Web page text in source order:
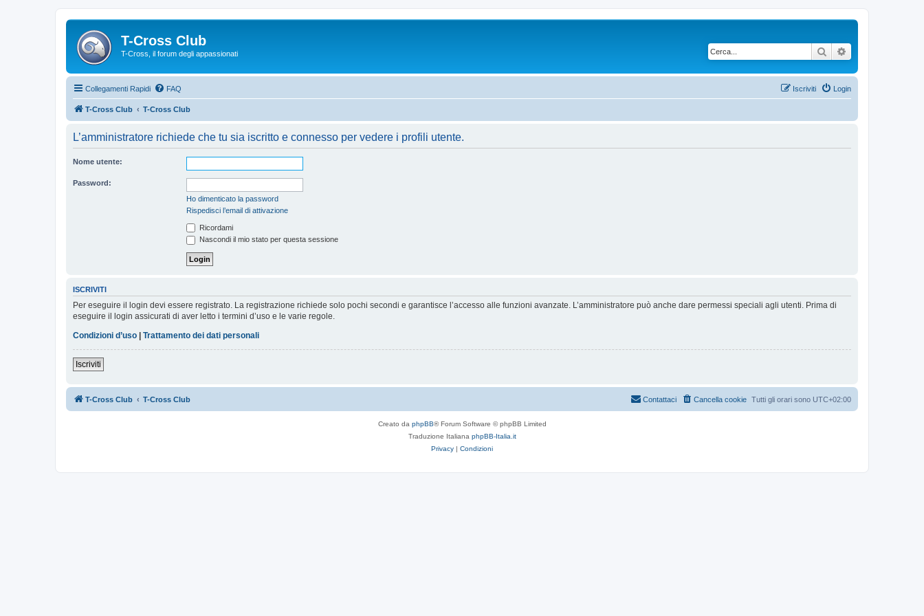
T-Cross Club
T-Cross, il forum degli appassionati Cerca
Collegamenti Rapidi FAQ Login
Iscriviti
T-Cross Club T-Cross Club
L’amministratore richiede che tu sia iscritto e connesso per vedere i profili utente.
Nome utente:
Password:
Ho dimenticato la password
Rispedisci l’email di attivazione
Ricordami
Nascondi il mio stato per questa sessione
ISCRIVITI
Per eseguire il login devi essere registrato. La registrazione richiede solo pochi secondi e garantisce l’accesso alle funzioni avanzate. L’amministratore può anche dare permessi speciali agli utenti. Prima di
eseguire il login assicurati di aver letto i termini d’uso e le varie regole.
Condizioni d’uso
Trattamento dei dati personali
Iscriviti
T-Cross Club T-Cross Club Tutti gli orari sono UTC+02:00
Cancella cookie
Contattaci
Creato da phpBB® Forum Software © phpBB Limited
Traduzione Italiana phpBB-Italia.it
Privacy | Condizioni